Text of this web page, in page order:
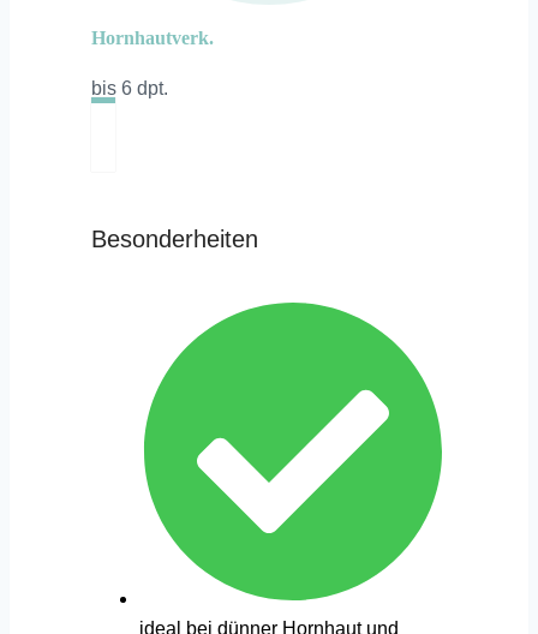
Hornhautverk.
bis 6 dpt.
Besonderheiten
ideal bei dünner Hornhaut und